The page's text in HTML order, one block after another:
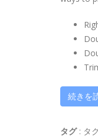
続きを
タグ: タ